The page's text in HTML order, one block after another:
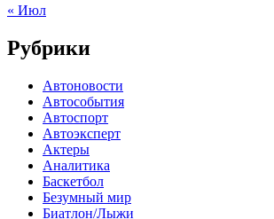
« Июл
Рубрики
Автоновости
Автособытия
Автоспорт
Автоэксперт
Актеры
Аналитика
Баскетбол
Безумный мир
Биатлон/Лыжи